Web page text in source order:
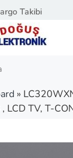
Takibi
»
TV, T-